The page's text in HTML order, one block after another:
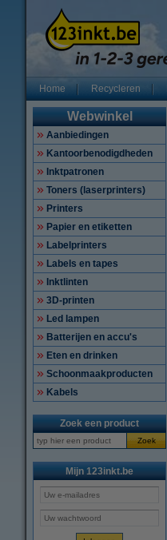
Home Recycleren
Webwinkel
Aanbiedingen
Kantoorbenodigdheden
Inktpatronen
Toners (laserprinters)
Printers
Papier en etiketten
Labelprinters
Labels en tapes
Inktlinten
3D-printen
Led lampen
Batterijen en accu's
Eten en drinken
Schoonmaakproducten
Kabels
Zoek een product
Zoek
Mijn 123inkt.be